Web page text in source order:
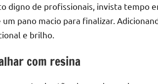
digno de profissionais, invista tempo
pano macio para finalizar.
e brilho.
com resina